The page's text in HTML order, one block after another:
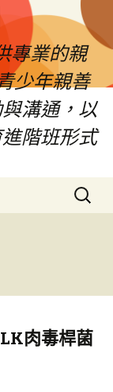
專業的親
少年親善
溝通，以
階班形式
搜
尋
肉毒桿菌